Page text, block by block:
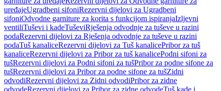
uređajeUgradbeni sifoniRezervni dijelovi za Ugradbeni
sifoniOdvodne garniture za korita s funkcijom ispiranjaIzljevni
ventiliTuševi i kadeTuševiRješenja odvodnje za tuševe u razini
podaRezervni dijelovi za Rješenja odvodnje za tuševe u razini
podaTuš kanaliceRezervni dijelovi za Tuš kanalicePribor za tuš
kanaliceRezervni dijelovi za Pribor za tuš kanalicePodni sifoni za
tušRezervni dijelovi za Podni sifoni za tušPribor za podne sifone za
tušRezervni dijelovi za Pribor za podne sifone za tušZidni
odvodiRezervni dijelovi za Zidni odvodiPribor za zidne
odvodeRezervni dijelovi za Pribor za zidne odvodeTuš kade i